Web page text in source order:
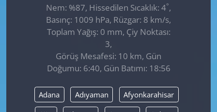
Nem: %87, Hissedilen Sıcaklık: 4°,
Basınç: 1009 hPa, Rüzgar: 8 km/s,
Toplam Yağış: 0 mm, Çiy Noktası:
3,
Görüş Mesafesi: 10 km, Gün
Doğumu: 6:40, Gün Batımı: 18:56
Adana Adıyaman Afyonkarahisar
SAĞLIK
SİYASET